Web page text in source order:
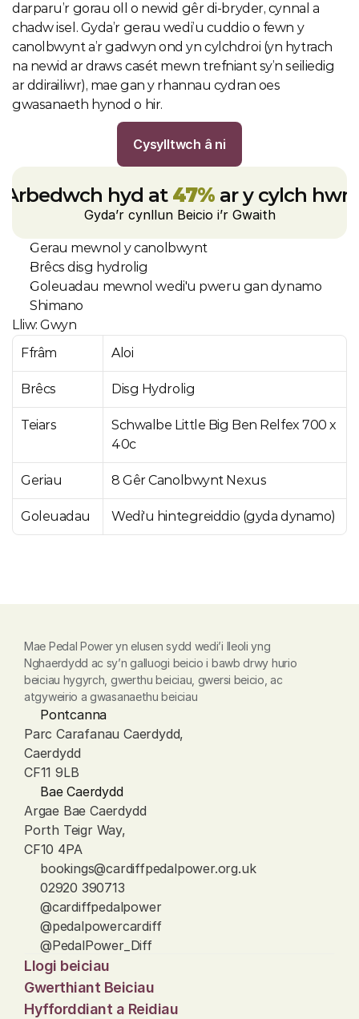
darparu’r gorau oll o newid gêr di-bryder, cynnal a
chadw isel. Gyda’r gerau wedi’u cuddio o fewn y
canolbwynt a’r gadwyn ond yn cylchdroi (yn hytrach
na newid ar draws casét mewn trefniant sy’n seiliedig
ar ddirailiwr), mae gan y rhannau cydran oes
gwasanaeth hynod o hir.
Cysylltwch â ni
Arbedwch hyd at 47% ar y cylch hwn
Gyda’r cynllun Beicio i’r Gwaith
Gerau mewnol y canolbwynt
Brêcs disg hydrolig
Goleuadau mewnol wedi'u pweru gan dynamo
Shimano
Lliw: Gwyn
Ffrâm
Aloi
Brêcs Disg Hydrolig
Teiars
Schwalbe Little Big Ben Relfex 700 x
40c
Geriau 8 Gêr Canolbwynt Nexus
Goleuadau Wedi'u hintegreiddio (gyda dynamo)
Mae Pedal Power yn elusen sydd wedi’i lleoli yng
Nghaerdydd ac sy’n galluogi beicio i bawb drwy hurio
beiciau hygyrch, gwerthu beiciau, gwersi beicio, ac
atgyweirio a gwasanaethu beiciau
Pontcanna
Parc Carafanau Caerdydd,
Caerdydd
CF11 9LB
Bae Caerdydd
Argae Bae Caerdydd
Porth Teigr Way,
CF10 4PA
bookings@cardiffpedalpower.org.uk
02920 390713
@cardiffpedalpower
@pedalpowercardiff
@PedalPower_Diff
Llogi beiciau
Gwerthiant Beiciau
Hyfforddiant a Reidiau